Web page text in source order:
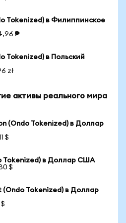
Tokenized) в Филиппинское
₱
Tokenized) в Польский
zł
активы реального мира
(Ondo Tokenized) в Доллар
$
Tokenized) в Доллар США
$
Tokenized) в Доллар